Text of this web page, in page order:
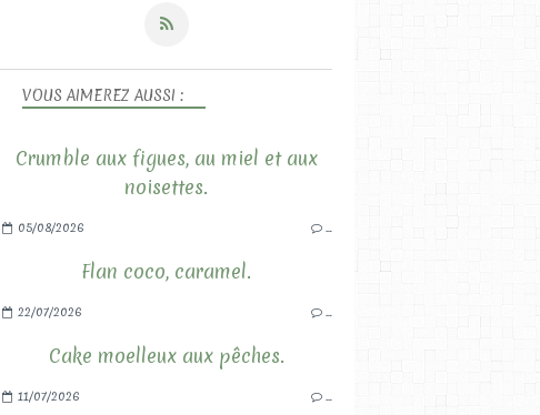
VOUS AIMEREZ AUSSI :
Crumble aux figues, au miel et aux
noisettes.
05/08/2026 …
Flan coco, caramel.
22/07/2026 …
Cake moelleux aux pêches.
11/07/2026 …